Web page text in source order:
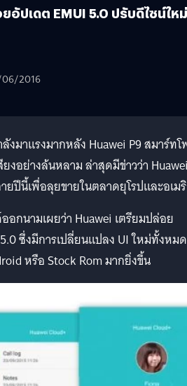
อัปเดต EMUI 5.0 ปรับดีไซน์ใหม่
2016
งมาแรงมากหลัง Huawei P9 สมาร์ท
งอย่างล้นหลาม ล่าสุดมีข่าวว่า
ยปีนี้เพื่อลุยขายในตลาดยุโรปและอเม
อกนามเผยว่า Huawei เตรียมปล่อย
ซึ่งมีการเปลี่ยนแปลง UI ใหม่ทั้งหมด
หรือ Stock Rom มากยิ่งขึ้น